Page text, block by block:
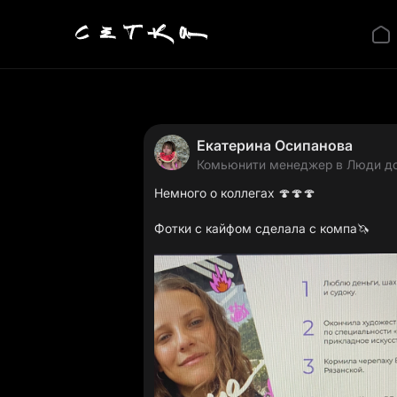
Екатерина Осипанова
Комьюнити менеджер в Люди
Немного о коллегах 🍄🍄🍄
Фотки с кайфом сделала с компа🦄